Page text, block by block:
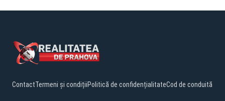
ContactTermeni și condițiiPolitică de confidențialitateCod de conduită